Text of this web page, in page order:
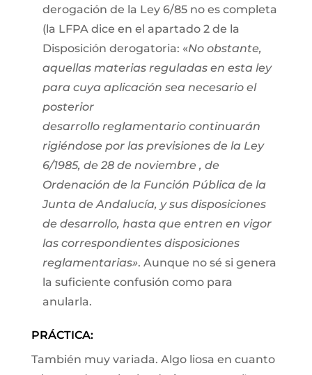
derogación de la Ley 6/85 no es completa
(la LFPA dice en el apartado 2 de la
Disposición derogatoria: «No obstante,
aquellas materias reguladas en esta ley
para cuya aplicación sea necesario el
posterior
desarrollo reglamentario continuarán
rigiéndose por las previsiones de la Ley
6/1985, de 28 de noviembre , de
Ordenación de la Función Pública de la
Junta de Andalucía, y sus disposiciones
de desarrollo, hasta que entren en vigor
las correspondientes disposiciones
reglamentarias». Aunque no sé si genera
la suficiente confusión como para
anularla.
PRÁCTICA:
También muy variada. Algo liosa en cuanto